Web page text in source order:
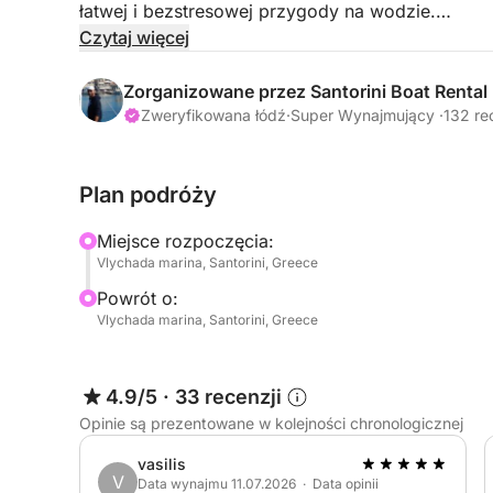
łatwej i bezstresowej przygody na wodzie.
przyjaciółmi lub bliskimi. Przestronne,
komforcie i przyjemności, te luksusowe łodzie
żeglowania, te łodzie oferują wyjątkowy sposób
morza.
Zarezerwuj swoją łódź na Santorini już dziś i
Czytaj więcej
Zorganizowane przez Santorini Boat Rental
Zweryfikowana łódź·Super Wynajmujący ·132
Plan podróży
Miejsce rozpoczęcia:
Vlychada marina, Santorini, Greece
Powrót o:
Vlychada marina, Santorini, Greece
4.9/5 · 33 recenzji
Opinie są prezentowane w kolejności chronologicznej
V
vasilis
Data wynajmu 11.07.2026 · Data opinii